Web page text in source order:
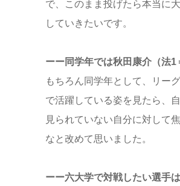
で、このまま投げたら本当に
していきたいです。
ーー同学年では秋田康介（法
もちろん同学年として、リー
で活躍している姿を見たら、
見られていない自分に対して
なと改めて思いました。
ーー六大学で対戦したい選手は